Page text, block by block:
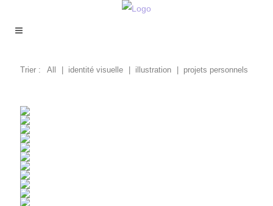
Trier : All identité visuelle illustration projets personnels